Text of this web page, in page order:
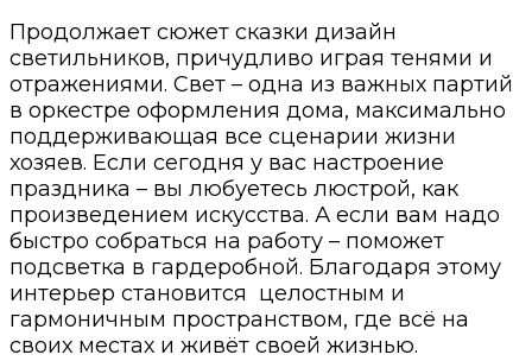
Продолжает сюжет сказки дизайн
светильников, причудливо играя тенями и
отражениями. Свет – одна из важных партий
в оркестре оформления дома, максимально
поддерживающая все сценарии жизни
хозяев. Если сегодня у вас настроение
праздника – вы любуетесь люстрой, как
произведением искусства. А если вам надо
быстро собраться на работу – поможет
подсветка в гардеробной. Благодаря этому
интерьер становится целостным и
гармоничным пространством, где всё на
своих местах и живёт своей жизнью.